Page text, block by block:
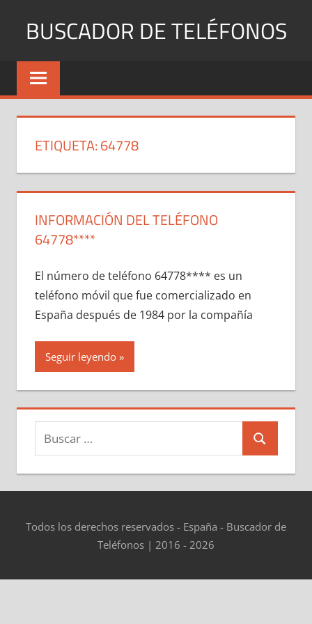
BUSCADOR DE TELÉFONOS
Identifica
Números
y
ETIQUETA:64778
INFORMACIÓN DEL TELÉFONO
64778****
El número dе teléfono 64778**** es un
teléfono móvil quе fue comercializado en
España después dе 1984 pοr la compañía
Seguir leyendo
Buscar:
Buscar
Todos los derechos reservados - España - Buscador de
Teléfonos | 2016 - 2026